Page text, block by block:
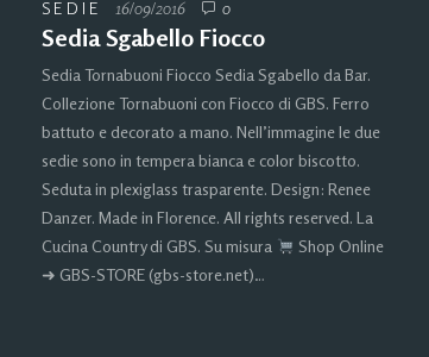
SEDIE 16/09/2016 0
Sedia Sgabello Fiocco
Sedia Tornabuoni Fiocco Sedia Sgabello da Bar.
Collezione Tornabuoni con Fiocco di GBS. Ferro
battuto e decorato a mano. Nell’immagine le due
sedie sono in tempera bianca e color biscotto.
Seduta in plexiglass trasparente. Design: Renee
Danzer. Made in Florence. All rights reserved. La
Cucina Country di GBS. Su misura
Shop Online
➜ GBS-STORE (gbs-store.net)…